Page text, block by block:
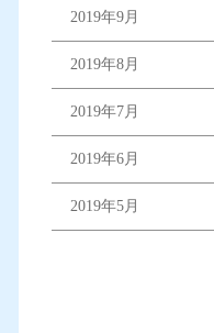
2019年9月
2019年8月
2019年7月
2019年6月
2019年5月